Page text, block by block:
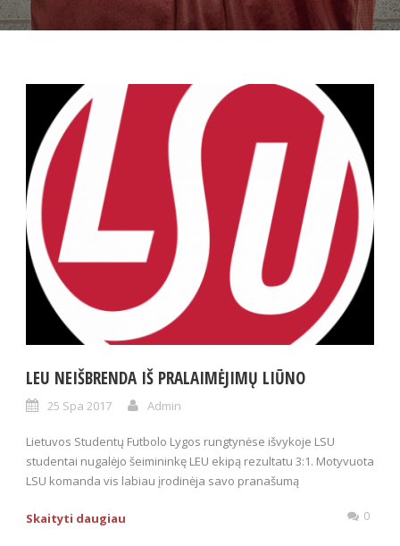
LEU NEIŠBRENDA IŠ PRALAIMĖJIMŲ LIŪNO
25 Spa 2017 Admin
Lietuvos Studentų Futbolo Lygos rungtynėse išvykoje LSU
studentai nugalėjo šeimininkę LEU ekipą rezultatu 3:1. Motyvuota
LSU komanda vis labiau įrodinėja savo pranašumą
Skaityti daugiau 0